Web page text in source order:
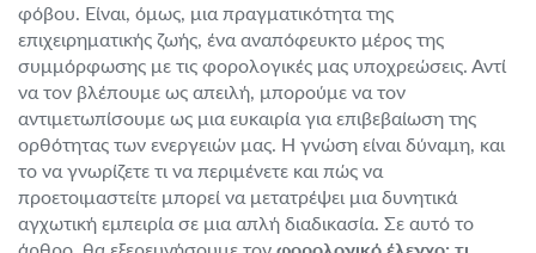
φόβου. Είναι, όμως, μια πραγματικότητα της
επιχειρηματικής ζωής, ένα αναπόφευκτο μέρος της
συμμόρφωσης με τις φορολογικές μας υποχρεώσεις. Αντί
να τον βλέπουμε ως απειλή, μπορούμε να τον
αντιμετωπίσουμε ως μια ευκαιρία για επιβεβαίωση της
ορθότητας των ενεργειών μας. Η γνώση είναι δύναμη, και
το να γνωρίζετε τι να περιμένετε και πώς να
προετοιμαστείτε μπορεί να μετατρέψει μια δυνητικά
αγχωτική εμπειρία σε μια απλή διαδικασία. Σε αυτό το